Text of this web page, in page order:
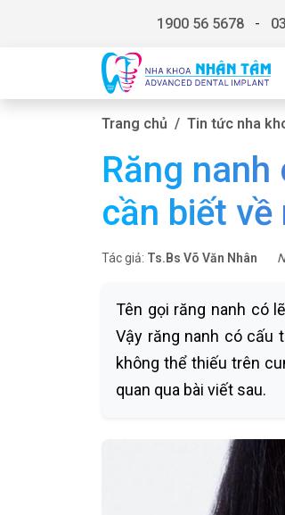
1900 56 5678 -
Trang chủ Tin tức nha
Răng
cần biết về
Tác giả: Ts.Bs Võ Văn Nhân
Tên gọi răng nanh có
Vậy răng nanh có cấu
không thể thiếu trên
quan qua bài viết sau.